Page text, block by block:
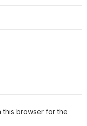
this browser for the